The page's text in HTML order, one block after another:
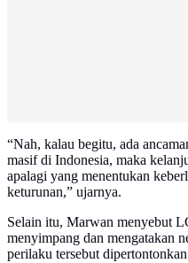
“Nah, kalau begitu, ada
masif di Indonesia, maka
apalagi yang menentukan
keturunan,” ujarnya.
Selain itu, Marwan menyebut
menyimpang dan mengatakan
perilaku tersebut